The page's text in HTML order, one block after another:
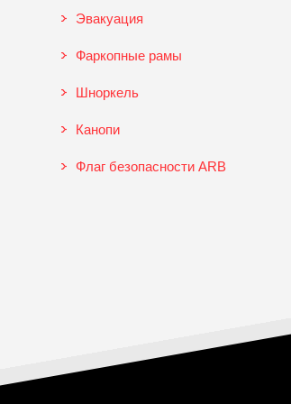
Эвакуация
Фаркопные рамы
Шноркель
Канопи
Флаг безопасности ARB